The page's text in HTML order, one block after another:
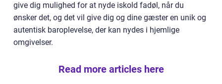
give dig mulighed for at nyde iskold fadøl, når du
ønsker det, og det vil give dig og dine gæster en unik og
autentisk baroplevelse, der kan nydes i hjemlige
omgivelser.
Read more articles here